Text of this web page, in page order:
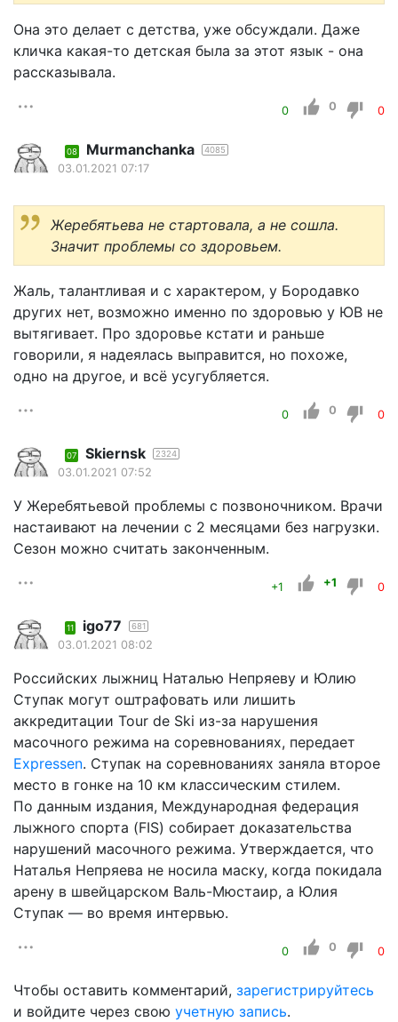
Она это делает с детства, уже обсуждали. Даже
кличка какая-то детская была за этот язык - она
рассказывала.
0 0 0
08 Murmanchanka 4085
03.01.2021 07:17
Жеребятьева не стартовала, а не сошла.
Значит проблемы со здоровьем.
Жаль, талантливая и с характером, у Бородавко
других нет, возможно именно по здоровью у ЮВ не
вытягивает. Про здоровье кстати и раньше
говорили, я надеялась выправится, но похоже,
одно на другое, и всё усугубляется.
0 0 0
07 Skiernsk 2324
03.01.2021 07:52
У Жеребятьевой проблемы с позвоночником. Врачи
настаивают на лечении с 2 месяцами без нагрузки.
Сезон можно считать законченным.
+1 +1 0
11 igo77 681
03.01.2021 08:02
Российских лыжниц Наталью Непряеву и Юлию
Ступак могут оштрафовать или лишить
аккредитации Tour de Ski из-за нарушения
масочного режима на соревнованиях, передает
Expressen. Ступак на соревнованиях заняла второе
место в гонке на 10 км классическим стилем.
По данным издания, Международная федерация
лыжного спорта (FIS) собирает доказательства
нарушений масочного режима. Утверждается, что
Наталья Непряева не носила маску, когда покидала
арену в швейцарском Валь-Мюстаир, а Юлия
Ступак — во время интервью.
0 0 0
Чтобы оставить комментарий, зарегистрируйтесь
и войдите через свою учетную запись.